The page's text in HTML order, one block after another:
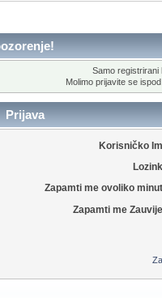
Samo registrirani
Molimo prijavite se
Prijava
Korisničko
Zapamti me ovoliko
Zapamti me